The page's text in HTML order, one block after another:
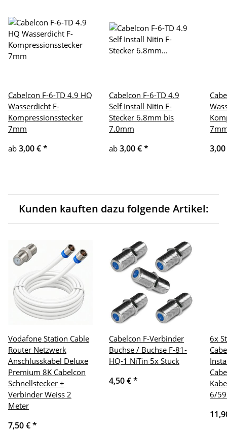
Cabelcon F-6-TD 4.9 HQ
Wasserdicht F-
Kompressionsstecker
7mm
ab 3,00 €*
Cabelcon F-6-TD 4.9
Self Install Nitin F-
Stecker 6.8mm bis
7.0mm
ab 3,00 €*
Kunden kauften dazu folgende Artikel:
Vodafone Station Cable
Router Netzwerk
Anschlusskabel Deluxe
Premium 8K Cabelcon
Schnellstecker +
Verbinder Weiss 2
Meter
7,50 €*
Cabelcon F-Verbinder
Buchse / Buchse F-81-
HQ-1 NiTin 5x Stück
4,50 €*
6x
6/